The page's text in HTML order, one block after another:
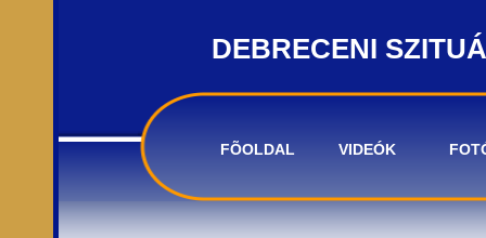
DEBRECENI
FÕOLDAL VIDEÓK